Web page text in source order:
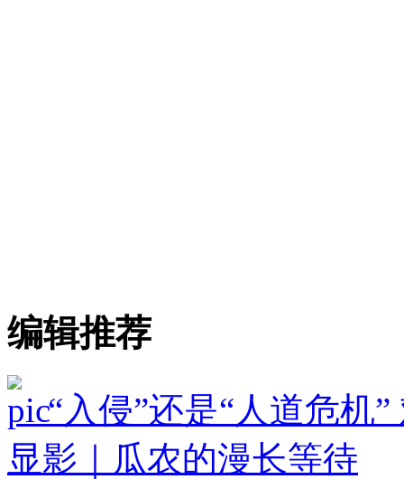
编辑推荐
“入侵”还是“人道危机
显影｜瓜农的漫长等待